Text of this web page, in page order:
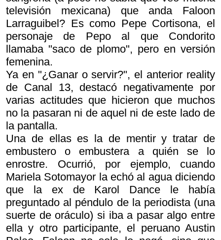
televisión mexicana) que anda Faloon
Larraguibel? Es como Pepe Cortisona, el
personaje de Pepo al que Condorito
llamaba "saco de plomo", pero en versión
femenina.
Ya en "¿Ganar o servir?", el anterior reality
de Canal 13, destacó negativamente por
varias actitudes que hicieron que muchos
no la pasaran ni de aquel ni de este lado de
la pantalla.
Una de ellas es la de mentir y tratar de
embustero o embustera a quién se lo
enrostre. Ocurrió, por ejemplo, cuando
Mariela Sotomayor la echó al agua diciendo
que la ex de Karol Dance le había
preguntado al péndulo de la periodista (una
suerte de oráculo) si iba a pasar algo entre
ella y otro participante, el peruano Austin